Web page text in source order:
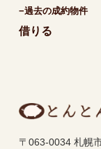
−過去の成約物件
借りる
〒063-0034 札幌